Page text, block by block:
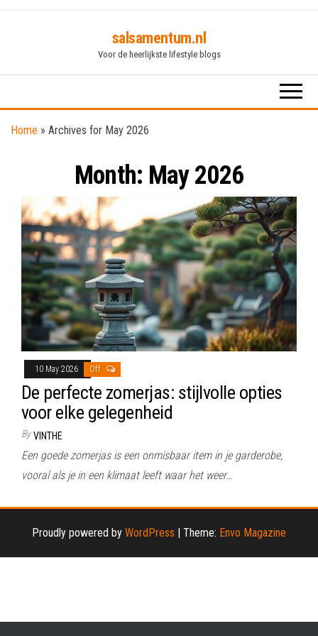
content
salsamentum.nl
Voor de heerlijkste lifestyle blogs
Home » Archives for May 2026
Month: May 2026
10 May 2026 Off
De perfecte zomerjas: stijlvolle opties
voor elke gelegenheid
By VINTHE
Een goede zomerjas is een onmisbaar item in je garderobe,
vooral als je in een klimaat leeft waar het weer…
Proudly powered by WordPress Theme: Envo Magazine